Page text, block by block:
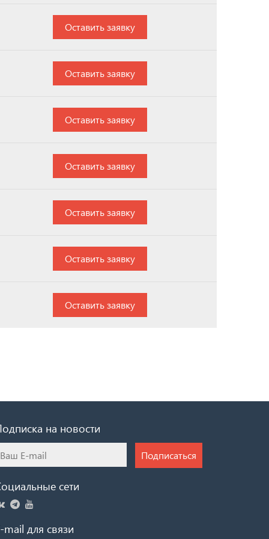
Оставить заявку
Оставить заявку
Оставить заявку
Оставить заявку
Оставить заявку
Оставить заявку
Оставить заявку
на новости
Подписаться
сети
mail для связи